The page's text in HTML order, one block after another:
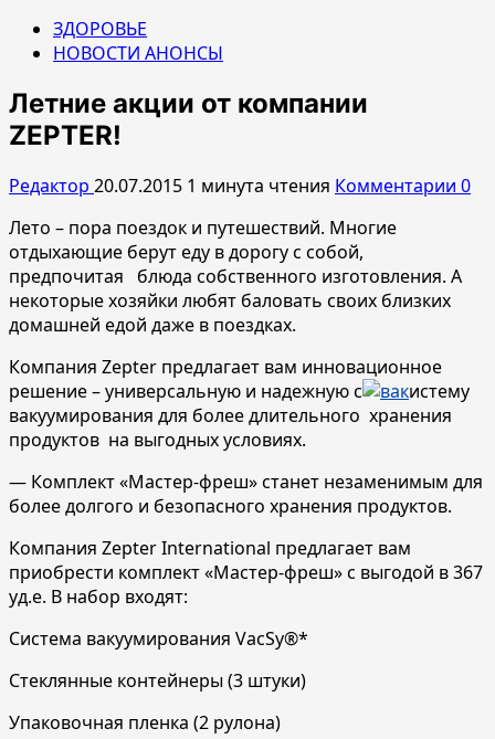
ЗДОРОВЬЕ
НОВОСТИ АНОНСЫ
Летние акции от компании
ZEPTER!
Редактор 20.07.2015 1 минута чтения Комментарии 0
Лето – пора поездок и путешествий. Многие
отдыхающие берут еду в дорогу с собой,
предпочитая блюда собственного изготовления. А
некоторые хозяйки любят баловать своих близких
домашней едой даже в поездках.
Компания Zepter предлагает вам инновационное
решение – универсальную и надежную с
истему
вакуумирования для более длительного хранения
продуктов на выгодных условиях.
— Комплект «Мастер-фреш» станет незаменимым для
более долгого и безопасного хранения продуктов.
Компания Zepter International предлагает вам
приобрести комплект «Мастер-фреш» с выгодой в 367
уд.е. В набор входят:
Система вакуумирования VacSy®*
Стеклянные контейнеры (3 штуки)
Упаковочная пленка (2 рулона)